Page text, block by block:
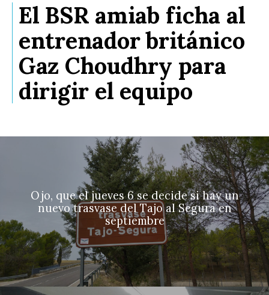
El BSR amiab ficha al
entrenador británico
Gaz Choudhry para
dirigir el equipo
Ojo, que el jueves 6 se decide si hay un
nuevo trasvase del Tajo al Segura en
septiembre